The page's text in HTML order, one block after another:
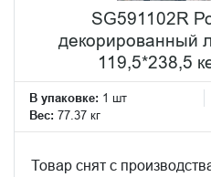
SG591102R
декорированный
119,5*238,5
В упаковке: 1 шт
Вес: 77.37 кг
Товар снят с